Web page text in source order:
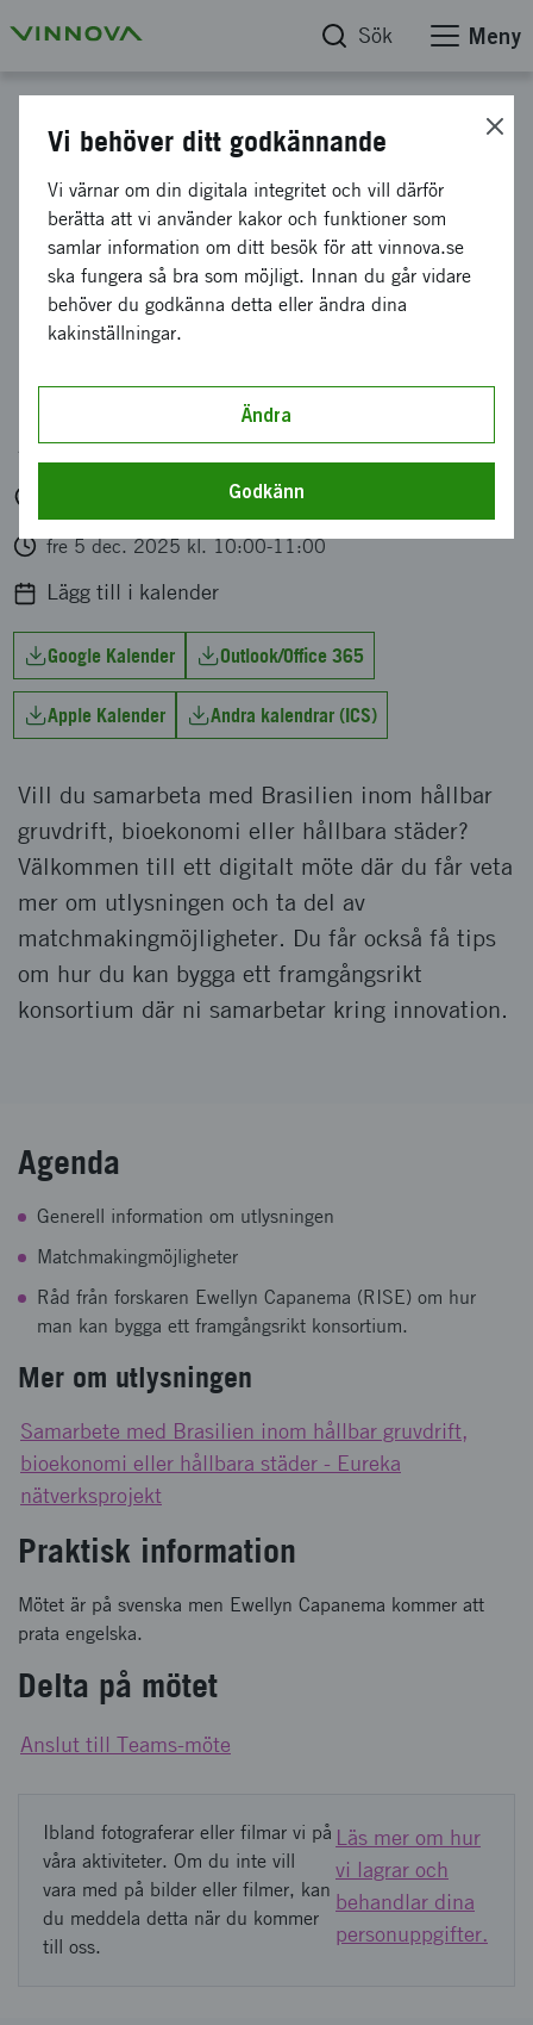
Sök Meny
Informationsmöte:
Samarbete med Brasilien
inom hållbar gruvdrift,
bioekonomi eller
hållbara städer
Arrangör: Vinnova
fre 5 dec. 2025 kl. 10:00-11:00
Lägg till i kalender
Google Kalender Outlook/Office 365
Apple Kalender Andra kalendrar (ICS)
Vill du samarbeta med Brasilien inom hållbar
gruvdrift, bioekonomi eller hållbara städer?
Välkommen till ett digitalt möte där du får veta
mer om utlysningen och ta del av
matchmakingmöjligheter. Du får också få tips
om hur du kan bygga ett framgångsrikt
konsortium där ni samarbetar kring innovation.
Agenda
Generell information om utlysningen
Matchmakingmöjligheter
Råd från forskaren Ewellyn Capanema (RISE) om hur
man kan bygga ett framgångsrikt konsortium.
Mer om utlysningen
Samarbete med Brasilien inom hållbar gruvdrift,
bioekonomi eller hållbara städer - Eureka
nätverksprojekt
Praktisk information
Mötet är på svenska men Ewellyn Capanema kommer att
prata engelska.
Delta på mötet
Anslut till Teams-möte
Ibland fotograferar eller filmar vi på
våra aktiviteter. Om du inte vill
vara med på bilder eller filmer, kan
du meddela detta när du kommer
till oss.
Läs mer om hur
vi lagrar och
behandlar dina
personuppgifter.
Vi behöver ditt godkännande
Vi värnar om din digitala integritet och vill därför
berätta att vi använder kakor och funktioner som
samlar information om ditt besök för att vinnova.se
ska fungera så bra som möjligt. Innan du går vidare
behöver du godkänna detta eller ändra dina
kakinställningar.
Ändra
Godkänn